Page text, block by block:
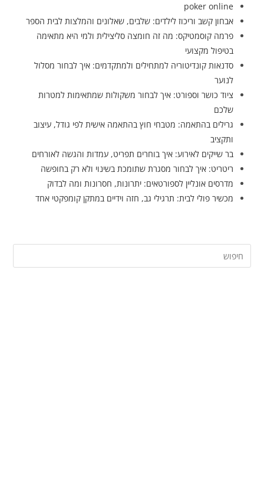
poker online
אבחון קשב וריכוז לילדים: שלבים, שאלונים והמלצות לבית הספר
פרמה קוסמטיקס: מה זה חומצה סליצילית ולמי היא מתאימה
בטיפול מקצועי
סדנאות קונדיטוריה למתחילים ולמתקדמים: איך לבחור מסלול
לנוער
ציוד כושר וספורט: איך לבחור משקולות שמתאימות למטרות
שלכם
גרילים בהתאמה: מטבחי חוץ בהתאמה אישית לפי גודל, עיצוב
ותקציב
בר שייקים לאירוע: איך בוחרים תפריט, עמדות והגשה לאורחים
ריטריט: איך לבחור מסגרת שתומכת בשינוי ולא רק בחופשה
מדרסים אונליין לספורטאים: יתרונות, חסרונות ומה לבדוק
מכשיר פולי לבית: תרגילי גב, חזה וידיים במתקן קומפקטי אחד